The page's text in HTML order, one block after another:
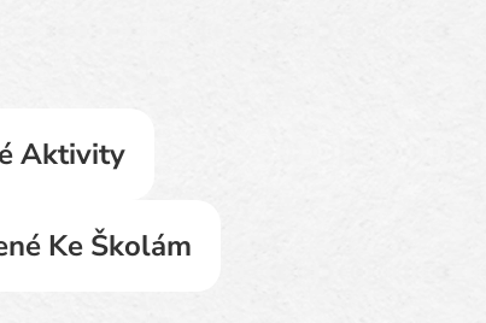
Aktivity
Ke Školám